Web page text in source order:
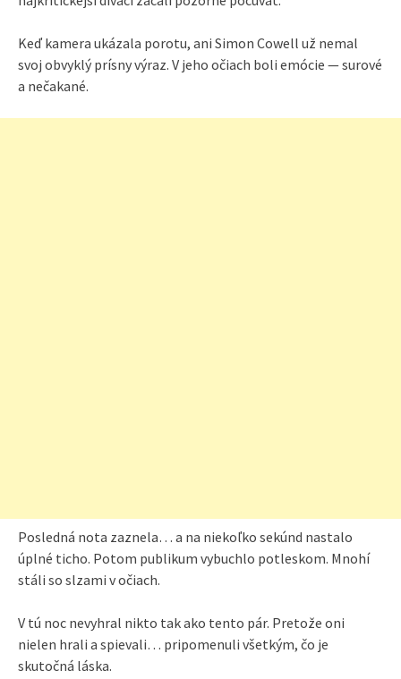
Keď kamera ukázala porotu, ani Simon Cowell už nemal
svoj obvyklý prísny výraz. V jeho očiach boli emócie — surové
a nečakané.
Posledná nota zaznela… a na niekoľko sekúnd nastalo
úplné ticho. Potom publikum vybuchlo potleskom. Mnohí
stáli so slzami v očiach.
V tú noc nevyhral nikto tak ako tento pár. Pretože oni
nielen hrali a spievali… pripomenuli všetkým, čo je
skutočná láska.